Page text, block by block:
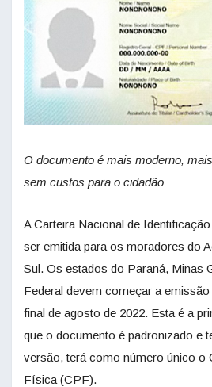
O documento é mais moderno,
sem custos para o cidadão
A Carteira Nacional de
ser emitida para os moradores do
Sul. Os estados do Paraná, Minas
Federal devem começar a
final de agosto de 2022. Esta é a
que o documento é padronizado e
versão, terá como número único o
Física (CPF).